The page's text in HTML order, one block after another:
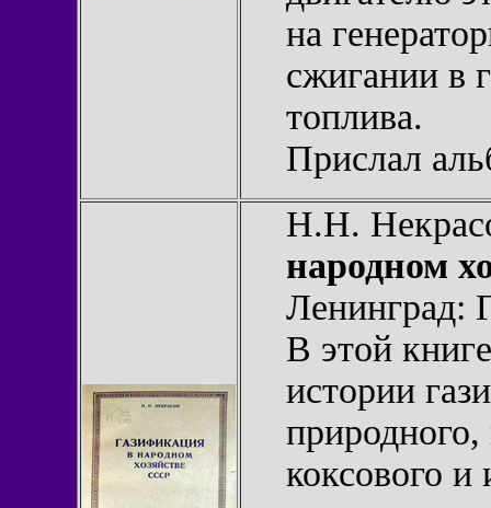
на
сжигании в
топлива.
Прислал
Н.Н.
народном
В этой
истории
коксового и